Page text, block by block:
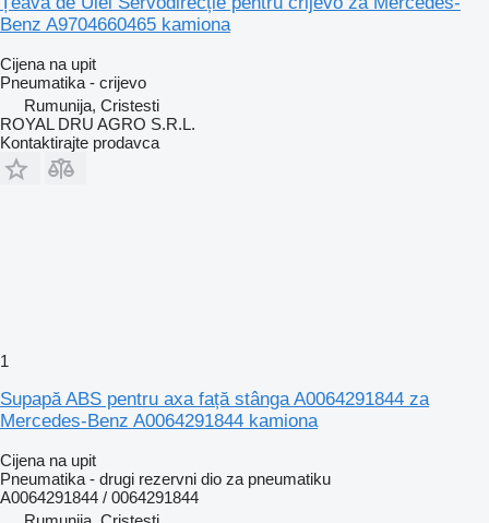
Benz A9704660465 kamiona
Cijena na upit
Pneumatika - crijevo
Rumunija, Cristesti
ROYAL DRU AGRO S.R.L.
Kontaktirajte prodavca
1
Supapă ABS pentru axa față stânga A0064291844 za
Mercedes-Benz A0064291844 kamiona
Cijena na upit
Pneumatika - drugi rezervni dio za pneumatiku
A0064291844 / 0064291844